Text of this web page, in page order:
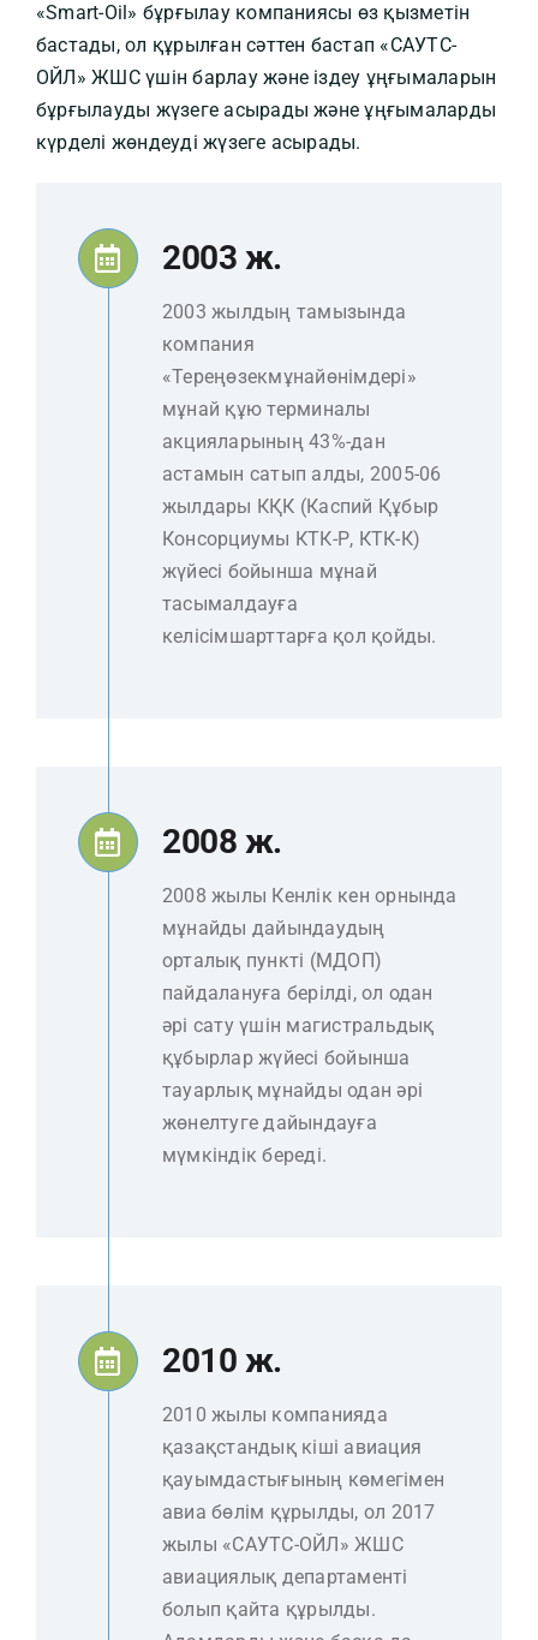
«Smart-Oil» бұрғылау компаниясы өз қызметін
бастады, ол құрылған сәттен бастап «САУТС-
ОЙЛ» ЖШС үшін барлау және іздеу ұңғымаларын
бұрғылауды жүзеге асырады және ұңғымаларды
күрделі жөндеуді жүзеге асырады.
2003 ж.
2003 жылдың тамызында
компания
«Тереңөзекмұнайөнімдері»
мұнай құю терминалы
акцияларының 43%-дан
астамын сатып алды, 2005-06
жылдары КҚК (Каспий Құбыр
Консорциумы КТК-Р, КТК-К)
жүйесі бойынша мұнай
тасымалдауға
келісімшарттарға қол қойды.
2008 ж.
2008 жылы Кенлік кен орнында
мұнайды дайындаудың
орталық пункті (МДОП)
пайдалануға берілді, ол одан
әрі сату үшін магистральдық
құбырлар жүйесі бойынша
тауарлық мұнайды одан әрі
жөнелтуге дайындауға
мүмкіндік береді.
2010 ж.
2010 жылы компанияда
қазақстандық кіші авиация
қауымдастығының көмегімен
авиа бөлім құрылды, ол 2017
жылы «САУТС-ОЙЛ» ЖШС
авиациялық департаменті
болып қайта құрылды.